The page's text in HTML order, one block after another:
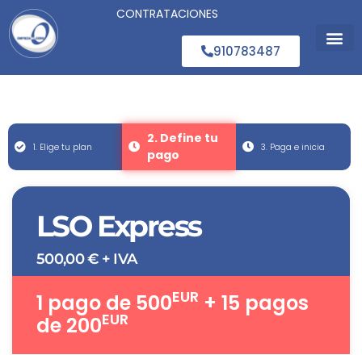
CONTRATACIONES
910783487
1. Elige tu plan
2. Define tu
pago
3. Paga e inicia
LSO Express
500,00€+ IVA
1 pago de 500EUR + 15 pagos
de 200EUR